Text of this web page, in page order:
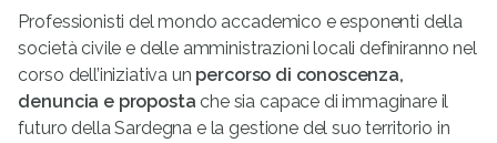
Professionisti del mondo accademico e esponenti della
società civile e delle amministrazioni locali definiranno nel
corso dell’iniziativa un percorso di conoscenza,
denuncia e proposta che sia capace di immaginare il
futuro della Sardegna e la gestione del suo territorio in